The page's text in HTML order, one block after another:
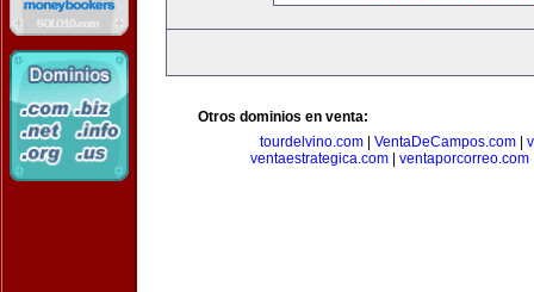
Otros dominios en venta:
tourdelvino.com| VentaDeCampos.com|
ventaestrategica.com| ventaporcorreo.com